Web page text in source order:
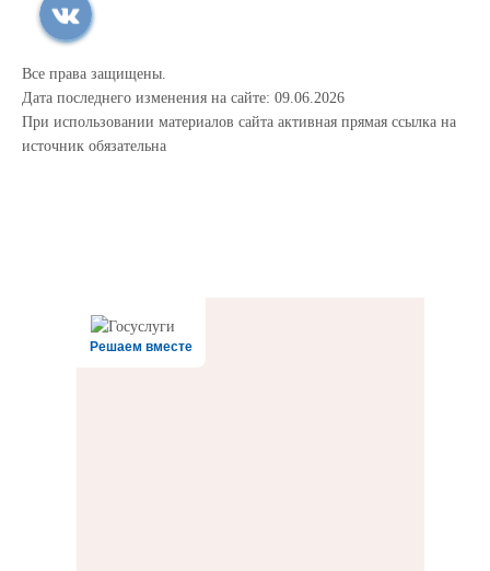
Все права защищены.
Дата последнего изменения на сайте: 09.06.2026
При использовании материалов сайта активная прямая ссылка на
источник обязательна
Решаем вместе